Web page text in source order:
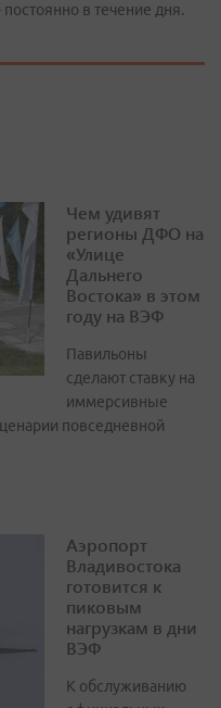
в течение дня.
Чем удивят
регионы ДФО на
«Улице
Дальнего
Востока» в этом
году на ВЭФ
Павильоны
сделают ставку на
иммерсивные
повседневной
Аэропорт
Владивостока
готовится к
пиковым
нагрузкам в дни
ВЭФ
К обслуживанию